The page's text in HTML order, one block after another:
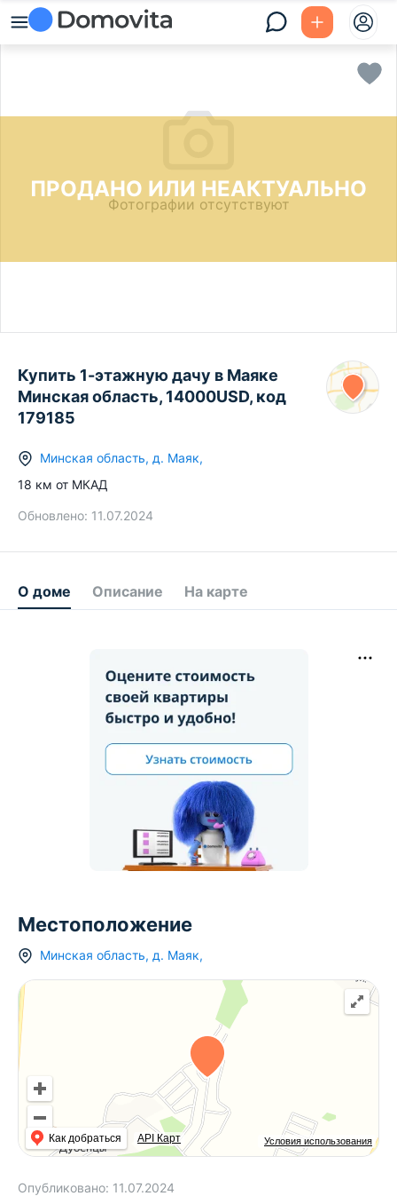
ПРОДАНО ИЛИ НЕАКТУАЛЬНО
Фотографии отсутствуют
Купить 1-этажную дачу в Маяке
Минская область, 14000USD, код
179185
Минская область, д. Маяк,
18 км от МКАД
Обновлено: 11.07.2024
О доме Описание На карте
Местоположение
Минская область, д. Маяк,
Условия использования
Как добраться API Карт
Опубликовано: 11.07.2024